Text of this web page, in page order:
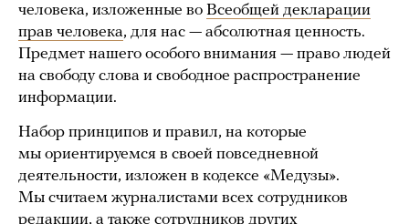
человека, изложенные во Всеобщей декларации
прав человека, для нас — абсолютная ценность.
Предмет нашего особого внимания — право людей
на свободу слова и свободное распространение
информации.
Набор принципов и правил, на которые
мы ориентируемся в своей повседневной
деятельности, изложен в кодексе «Медузы».
Мы считаем журналистами всех сотрудников
редакции, а также сотрудников других